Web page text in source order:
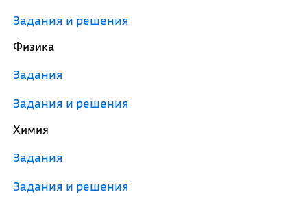
Задания и решения
Физика
Задания
Задания и решения
Химия
Задания
Задания и решения